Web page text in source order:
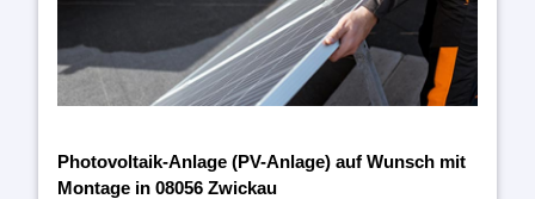
Photovoltaik-Anlage (PV-Anlage) auf Wunsch mit
Montage in 08056 Zwickau